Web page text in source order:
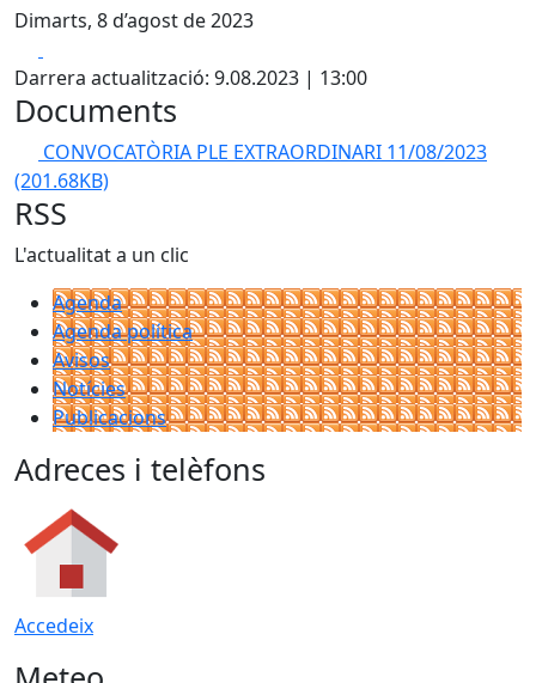
Dimarts, 8 d’agost de 2023
Darrera actualització: 9.08.2023 | 13:00
Documents
CONVOCATÒRIA PLE EXTRAORDINARI 11/08/2023
(201.68KB)
RSS
L'actualitat a un clic
Agenda
Agenda política
Avisos
Notícies
Publicacions
Adreces i telèfons
Accedeix